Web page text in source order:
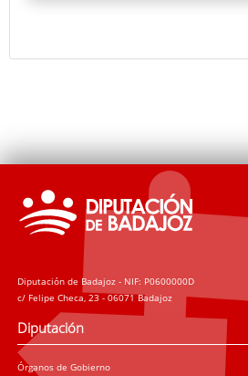
Diputación de Badajoz - NIF: P0600000D
c/ Felipe Checa, 23 - 06071 Badajoz
Diputación
Órganos de Gobierno